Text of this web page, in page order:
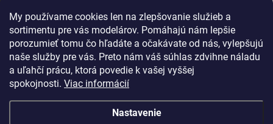
My používame cookies len na zlepšovanie služieb a
sortimentu pre vás modelárov. Pomáhajú nám lepšie
porozumieť tomu čo hľadáte a očakávate od nás, vylepšujú
naše služby pre vás. Preto nám váš súhlas zdvihne náladu
a uľahčí prácu, ktorá povedie k vašej vyššej
spokojnosti. Viac informácií
Nastavenie
Poštová / Odberná adresa:
HT model
Na letisko 49
058 01 Poprad
Slovenská Republika